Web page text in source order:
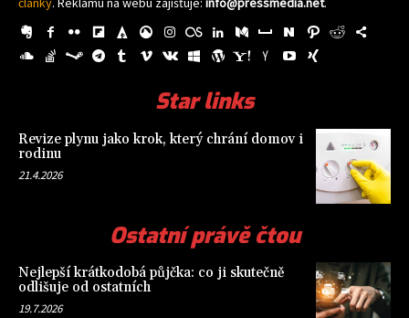
Star links
Revize plynu jako krok, který chrání domov i
rodinu
21.4.2026
Ostatní právě čtou
Nejlepší krátkodobá půjčka: co ji skutečně
odlišuje od ostatních
19.7.2026